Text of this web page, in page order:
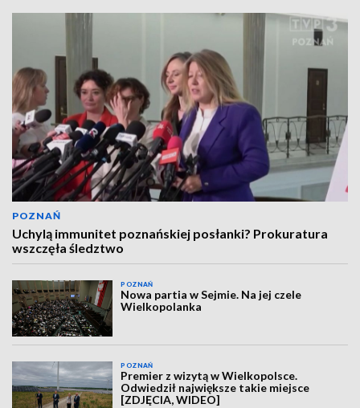
POZNAŃ
Uchylą immunitet poznańskiej posłanki? Prokuratura
wszczęła śledztwo
POZNAŃ
Nowa partia w Sejmie. Na jej czele
Wielkopolanka
POZNAŃ
Premier z wizytą w Wielkopolsce.
Odwiedził największe takie miejsce
[ZDJĘCIA, WIDEO]